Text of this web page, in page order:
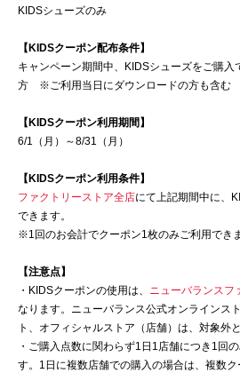
KIDSシューズのみ
【KIDSクーポン配布条件】
キャンペーン期間中、KIDSシューズをご購
方 ※ご利用当日にダウンロードの方も含む
【KIDSクーポン利用期間】
6/1（月）～8/31（月）
【KIDSクーポン利用条件】
ファクトリーストア全店にて上記期間中に、
できます。
※1回のお会計でクーポン1枚のみご利用できま
【注意点】
・KIDSクーポンの使用は、 ニューバランスフ
なります。ニューバランス公式オンラインス
ト、オフィシャルストア（店舗）は、対象外
・ご購入点数に関わらず1日1店舗につき1回
す。1日に複数店舗での購入の場合は、複数ク